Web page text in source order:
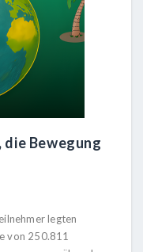
die Bewegung
legten
von 250.811